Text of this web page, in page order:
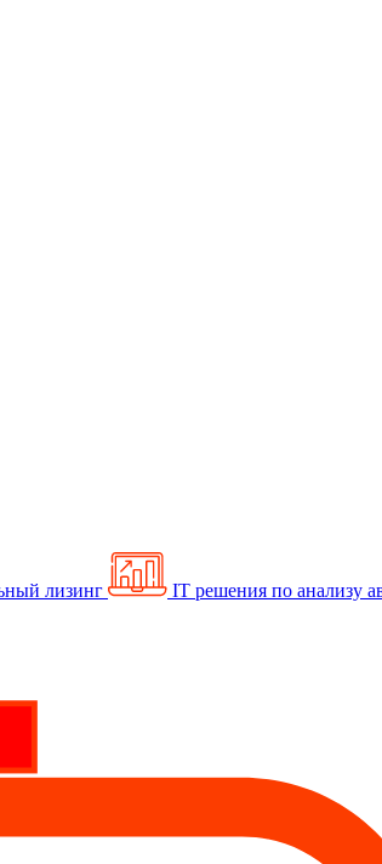
лизинг IT решения по анализу